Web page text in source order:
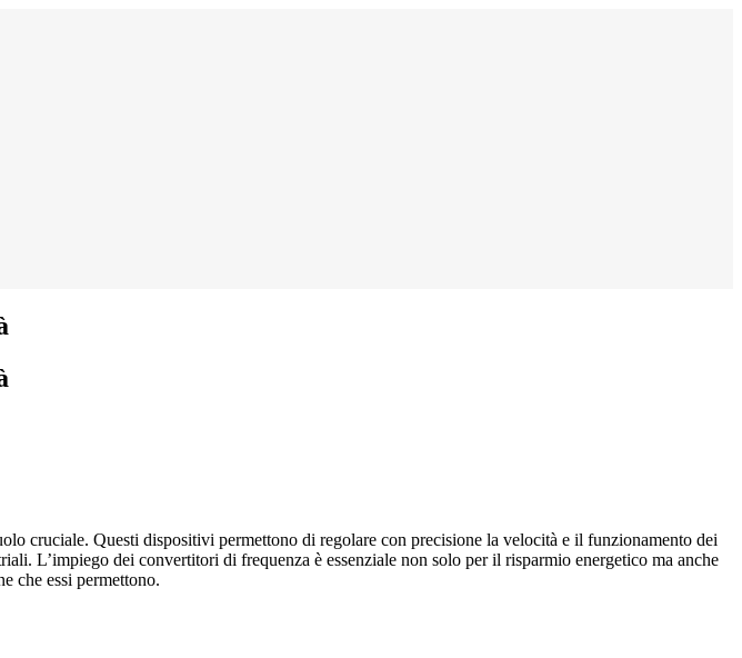
cruciale. Questi dispositivi permettono di regolare con precisione la velocità e il funzionamento dei
L’impiego dei convertitori di frequenza è essenziale non solo per il risparmio energetico ma anche
che essi permettono.